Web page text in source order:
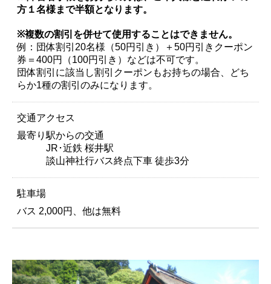
方１名様まで半額となります。
※複数の割引を併せて使用することはできません。
例：団体割引20名様（50円引き）＋50円引きクーポン
券＝400円（100円引き）などは不可です。
団体割引に該当し割引クーポンもお持ちの場合、どち
らか1種の割引のみになります。
交通アクセス
最寄り駅からの交通
JR･近鉄 桜井駅
談山神社行バス終点下車 徒歩3分
駐車場
バス 2,000円、他は無料